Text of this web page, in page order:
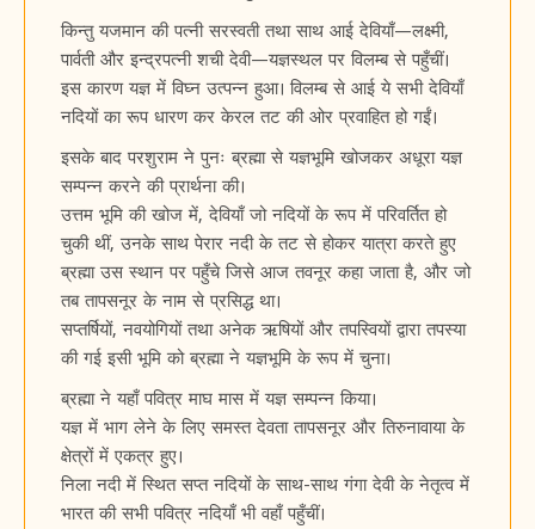
किन्तु यजमान की पत्नी सरस्वती तथा साथ आई देवियाँ—लक्ष्मी,
पार्वती और इन्द्रपत्नी शची देवी—यज्ञस्थल पर विलम्ब से पहुँचीं।
इस कारण यज्ञ में विघ्न उत्पन्न हुआ। विलम्ब से आई ये सभी देवियाँ
नदियों का रूप धारण कर केरल तट की ओर प्रवाहित हो गईं।
इसके बाद परशुराम ने पुनः ब्रह्मा से यज्ञभूमि खोजकर अधूरा यज्ञ
सम्पन्न करने की प्रार्थना की।
उत्तम भूमि की खोज में, देवियाँ जो नदियों के रूप में परिवर्तित हो
चुकी थीं, उनके साथ पेरार नदी के तट से होकर यात्रा करते हुए
ब्रह्मा उस स्थान पर पहुँचे जिसे आज तवनूर कहा जाता है, और जो
तब तापसनूर के नाम से प्रसिद्ध था।
सप्तर्षियों, नवयोगियों तथा अनेक ऋषियों और तपस्वियों द्वारा तपस्या
की गई इसी भूमि को ब्रह्मा ने यज्ञभूमि के रूप में चुना।
ब्रह्मा ने यहाँ पवित्र माघ मास में यज्ञ सम्पन्न किया।
यज्ञ में भाग लेने के लिए समस्त देवता तापसनूर और तिरुनावाया के
क्षेत्रों में एकत्र हुए।
निला नदी में स्थित सप्त नदियों के साथ-साथ गंगा देवी के नेतृत्व में
भारत की सभी पवित्र नदियाँ भी वहाँ पहुँचीं।